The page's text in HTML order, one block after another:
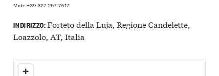
Mob: +39 327 257 7617
INDIRIZZO:Forteto della Luja, Regione Candelette,
Loazzolo, AT, Italia